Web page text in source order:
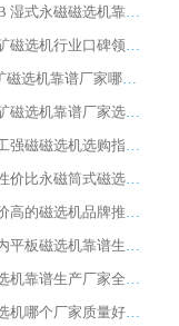
2026CTB 湿式永磁磁选机靠谱厂家实力排行榜 铁矿选矿设备采购全流程选购指南
2026 尾矿磁选机行业口碑领域强者，源头直供国内主流厂家华体会手机网页版-华体会(中国) 一站式服务
2026尾矿磁选机靠谱厂家哪家好 行业口碑领域强者华体会手机网页版-华体会(中国) 推荐
2026 铁矿磁选机靠谱厂家选购全攻略 行业标杆华体会手机网页版-华体会(中国) 设备性价比出众
2026 化工强磁磁选机选购指南 5 家行业口碑靠谱厂家领域强者推荐
2026 高性价比永磁筒式磁选机品牌盘点 行业强者口碑实测选购完整指南
2026 评价高的磁选机品牌推荐选购指南，永磁筒式磁选机设备领域强者全景行业口碑解析
2026 国内平板磁选机靠谱生产厂家推荐排名|行业口碑选购指南，领域强者按需选设备
2026 磁选机靠谱生产厂家全梳理 分场景选型行业头部品牌选购参考攻略
2026 磁选机哪个厂家质量好？十大靠谱磁电企业排名选购指南